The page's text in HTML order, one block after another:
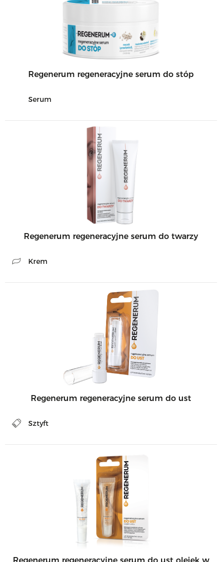
Regenerum regeneracyjne serum do stóp
Serum
Regenerum regeneracyjne serum do twarzy
Krem
Regenerum regeneracyjne serum do ust
Sztyft